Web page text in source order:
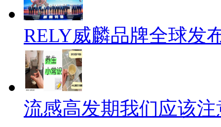
RELY威麟品牌全球发
流感高发期我们应该